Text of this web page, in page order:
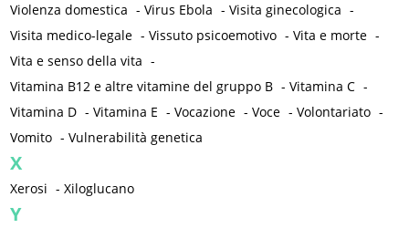
Violenza domestica -Virus Ebola -Visita ginecologica -
Visita medico-legale -Vissuto psicoemotivo -Vita e morte -
Vita e senso della vita -
Vitamina B12 e altre vitamine del gruppo B -Vitamina C -
Vitamina D -Vitamina E -Vocazione -Voce -Volontariato -
Vomito -Vulnerabilità genetica
X
Xerosi -Xiloglucano
Y